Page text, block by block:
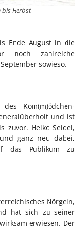
bis Herbst
Ende August in die
noch zahlreiche
sowieso.
Kom(m)ödchen-
und ist
zuvor. Heiko Seidel,
ganz neu dabei,
das Publikum zu
Nörgeln,
hat sich zu seiner
erwiesen. Der